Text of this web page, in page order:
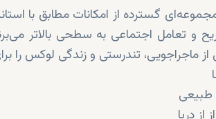
گسترده از امکانات مطابق با
و تعامل اجتماعی به سطحی بالاتر
ماجراجویی، تندرستی و زندگی لوکس را
طبیعی